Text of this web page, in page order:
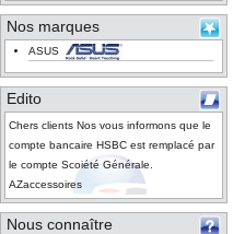
Nos marques
ASUS
Edito
Chers clients Nos vous informons que le
compte bancaire HSBC est remplacé par
le compte Scoiété Générale.
AZaccessoires
Nous connaître